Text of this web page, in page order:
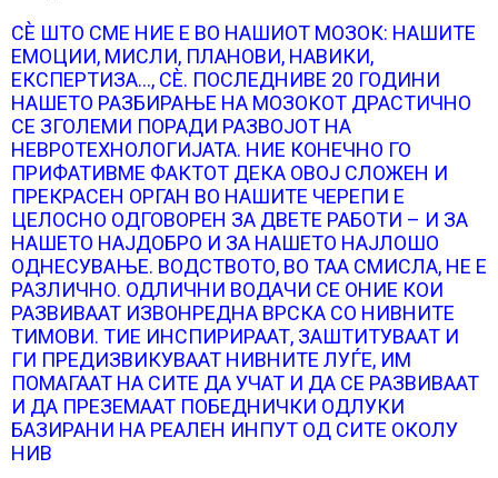
СЀ ШТО СМЕ НИЕ Е ВО НАШИОТ МОЗОК: НАШИТЕ
ЕМОЦИИ, МИСЛИ, ПЛАНОВИ, НАВИКИ,
ЕКСПЕРТИЗА…, СЀ. ПОСЛЕДНИВЕ 20 ГОДИНИ
НАШЕТО РАЗБИРАЊЕ НА МОЗОКОТ ДРАСТИЧНО
СЕ ЗГОЛЕМИ ПОРАДИ РАЗВОЈОТ НА
НЕВРОТЕХНОЛОГИЈАТА. НИЕ КОНЕЧНО ГО
ПРИФАТИВМЕ ФАКТОТ ДЕКА ОВОЈ СЛОЖЕН И
ПРЕКРАСЕН ОРГАН ВО НАШИТЕ ЧЕРЕПИ Е
ЦЕЛОСНО ОДГОВОРЕН ЗА ДВЕТЕ РАБОТИ – И ЗА
НАШЕТО НАЈДОБРО И ЗА НАШЕТО НАЈЛОШО
ОДНЕСУВАЊЕ. ВОДСТВОТО, ВО ТАА СМИСЛА, НЕ Е
РАЗЛИЧНО. ОДЛИЧНИ ВОДАЧИ СЕ ОНИЕ КОИ
РАЗВИВААТ ИЗВОНРЕДНА ВРСКА СО НИВНИТЕ
ТИМОВИ. ТИЕ ИНСПИРИРААТ, ЗАШТИТУВААТ И
ГИ ПРЕДИЗВИКУВААТ НИВНИТЕ ЛУЃЕ, ИМ
ПОМАГААТ НА СИТЕ ДА УЧАТ И ДА СЕ РАЗВИВААТ
И ДА ПРЕЗЕМААТ ПОБЕДНИЧКИ ОДЛУКИ
БАЗИРАНИ НА РЕАЛЕН ИНПУТ ОД СИТЕ ОКОЛУ
НИВ